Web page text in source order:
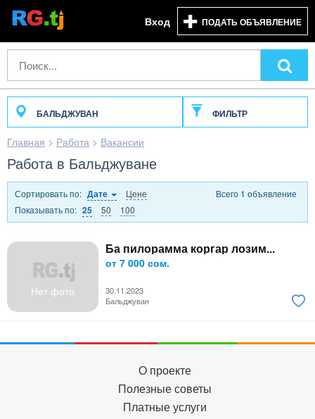
Вход ПОДАТЬ ОБЪЯВЛЕНИЕ
БАЛЬДЖУВАН ФИЛЬТР
Главная > Работа > Вакансии
Работа в Бальджуване
Сортировать по: Дате
Цене
Показывать по: 25 50 100
Всего 1 объявление
Нет фото
Ба пилорамма коргар лозим...
от 7 000 сом.
30.11.2023
Бальджуван
О проекте
Полезные советы
Платные услуги